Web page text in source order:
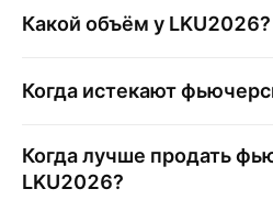
Какой объём у LKU2026?
Когда истекают
Когда лучше продать
LKU2026?